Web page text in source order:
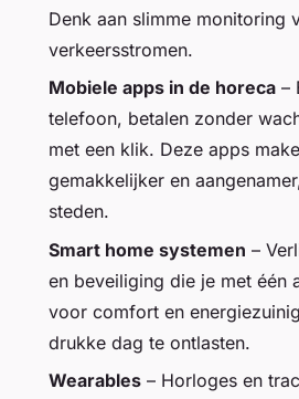
Denk aan slimme monitoring
verkeersstromen.
Mobiele apps in de horeca –
telefoon, betalen zonder
met een klik. Deze apps
gemakkelijker en
steden.
Smart home systemen –
en beveiliging die je met één
voor comfort en
drukke dag te ontlasten.
Wearables – Horloges en